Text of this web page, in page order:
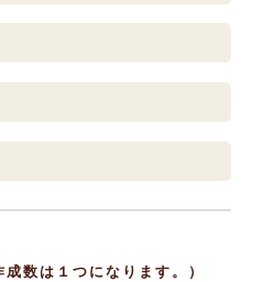
数は１つになります。）